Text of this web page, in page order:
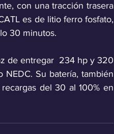
con una tracción trasera
es de litio ferro fosfato,
30 minutos.
de entregar  234 hp y 320
Su batería, también
del 30 al 100% en